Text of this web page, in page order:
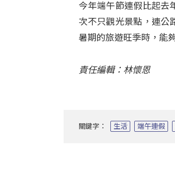
今年端午節連假比起去
次不只觀光景點，連公
暑期的旅遊旺季時，能
責任編輯：林懷恩
關鍵字： 生活 端午連假